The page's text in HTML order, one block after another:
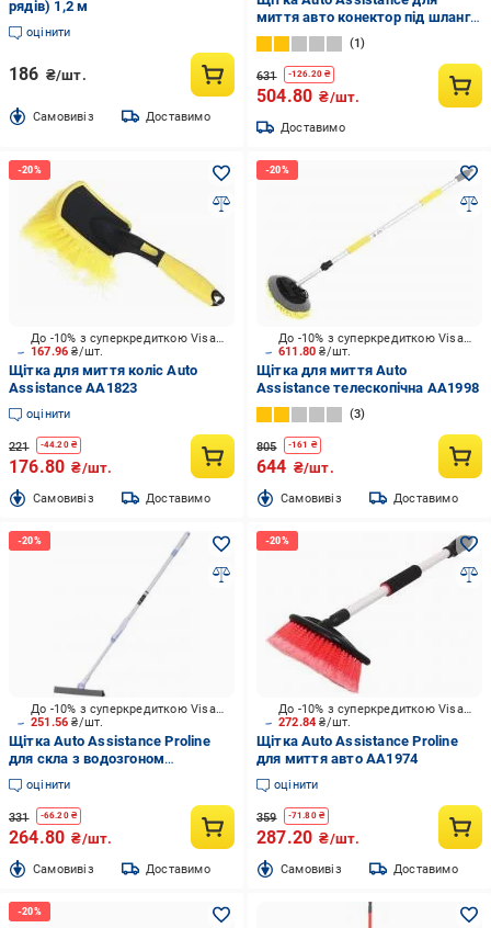
рядів) 1,2 м
оцінити
186 ₴/шт.
Cамовивіз Доставимо
миття авто конектор під шланг
AA1958
1
631 -126.20₴
504.80 ₴/шт.
Доставимо
167.96₴/шт.
До -10% з суперкредиткою Visa Вигода
Щітка для миття коліс Auto
Assistance AA1823
оцінити
221 -44.20₴
176.80 ₴/шт.
Cамовивіз Доставимо
611.80₴/шт.
До -10% з суперкредиткою Visa Вигода
Щітка для миття Auto
Assistance телескопічна AA1998
3
805 -161 ₴
644 ₴/шт.
Cамовивіз Доставимо
251.56₴/шт.
До -10% з суперкредиткою Visa Вигода
Щітка Auto Assistance Proline
для скла з водозгоном
телескопічна AP1731
оцінити
331 -66.20₴
264.80 ₴/шт.
Cамовивіз Доставимо
272.84₴/шт.
До -10% з суперкредиткою Visa Вигода
Щітка Auto Assistance Proline
для миття авто AA1974
оцінити
359 -71.80₴
287.20 ₴/шт.
Cамовивіз Доставимо